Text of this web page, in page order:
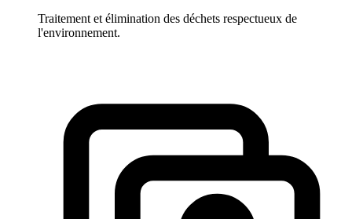
Traitement et élimination des déchets respectueux de
l'environnement.